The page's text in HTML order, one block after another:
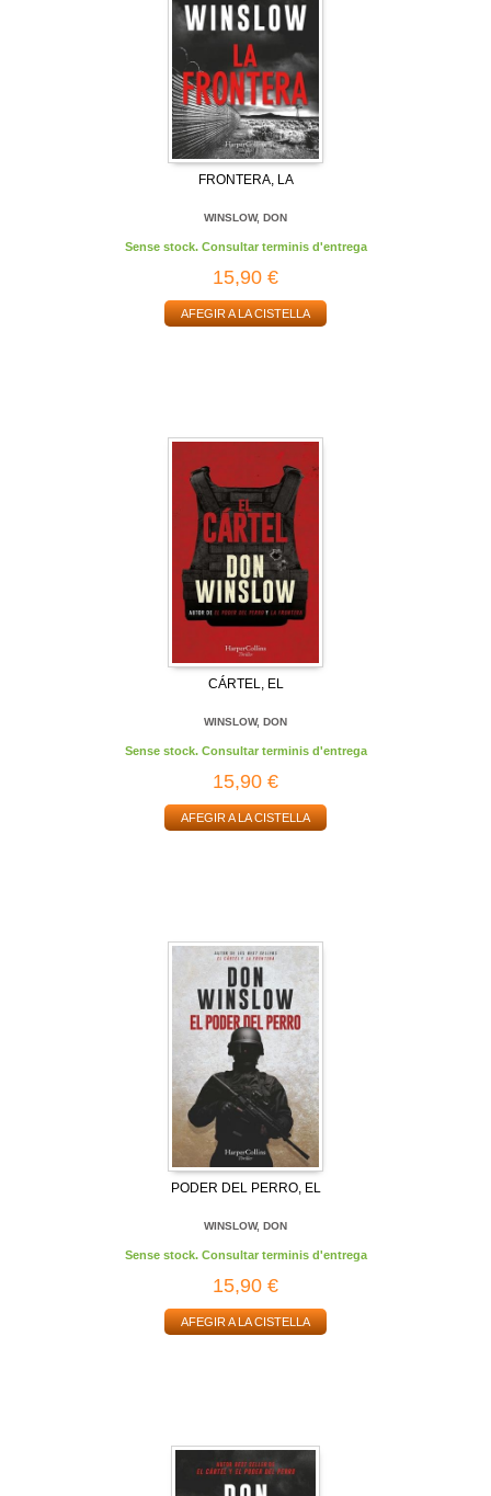
FRONTERA, LA
WINSLOW, DON
Sense stock. Consultar terminis d'entrega
15,90 €
AFEGIR A LA CISTELLA
CÁRTEL, EL
WINSLOW, DON
Sense stock. Consultar terminis d'entrega
15,90 €
AFEGIR A LA CISTELLA
PODER DEL PERRO, EL
WINSLOW, DON
Sense stock. Consultar terminis d'entrega
15,90 €
AFEGIR A LA CISTELLA